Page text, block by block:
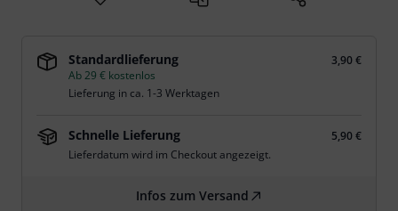
Standardlieferung
3,90 €
Ab 29 € kostenlos
Lieferung in ca. 1-3 Werktagen
Schnelle Lieferung
5,90 €
Lieferdatum wird im Checkout angezeigt.
Infos zum Versand